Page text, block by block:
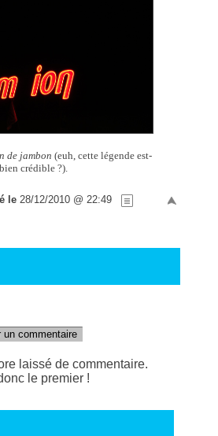
de jambon (euh, cette légende est-
crédible ?).
le 28/12/2010 @ 22:49
un commentaire
laissé de commentaire.
le premier !